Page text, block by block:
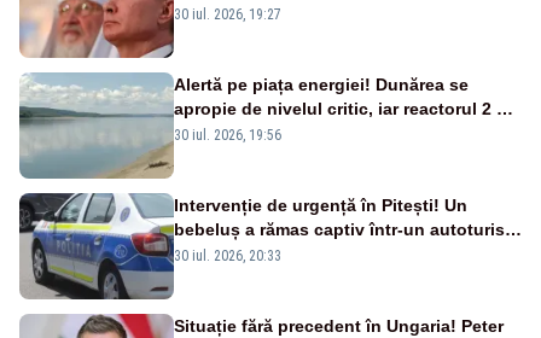
nouă carte
30 iul. 2026, 19:27
Alertă pe piața energiei! Dunărea se
apropie de nivelul critic, iar reactorul 2 de
la Cernavodă ar putea fi oprit
30 iul. 2026, 19:56
Intervenție de urgență în Pitești! Un
bebeluș a rămas captiv într-un autoturism
din cauza unei defecțiuni
30 iul. 2026, 20:33
Situație fără precedent în Ungaria! Peter